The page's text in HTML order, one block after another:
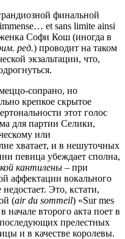
финальной
et sans limite ainsi
Софи Кош (иногда в
ред.) проводит на таком
экзальтации, что,
сопрано, но
крепкое скрытое
этот голос
для партии Селики,
или
хватает, и в нешуточных
певица убеждает сполна,
кантилены – при
аффектации вокального
Это, кстати,
(air du sommeil) «Sur mes
начале второго акта поет в
прелестных
и в качестве королевы.